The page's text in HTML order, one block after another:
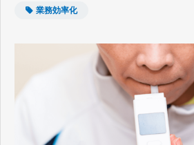
業務効率化